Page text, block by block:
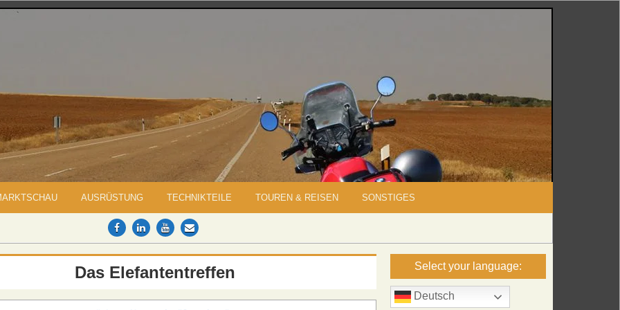
AUSRÜSTUNG TECHNIKTEILE TOUREN & REISEN SONSTIGES
Das Elefantentreffen Select your language:
Deutsch